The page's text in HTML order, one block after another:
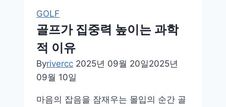
GOLF
골프가 집중력 높이는 과학
적 이유
Byrivercc 2025년 09월 20일2025년
09월 10일
마음의 잡음을 잠재우는 몰입의 순간 골